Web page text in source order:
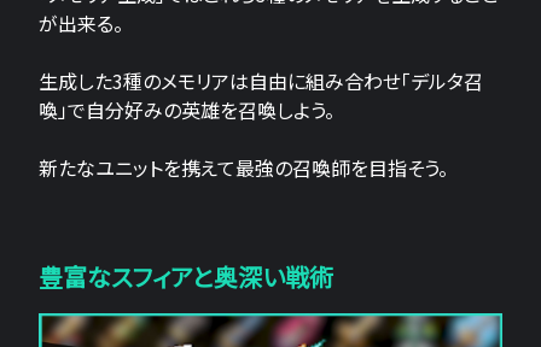
が出来る。
生成した3種のメモリアは自由に組み合わせ「デルタ召
喚」で自分好みの英雄を召喚しよう。
新たなユニットを携えて最強の召喚師を目指そう。
豊富なスフィアと奥深い戦術